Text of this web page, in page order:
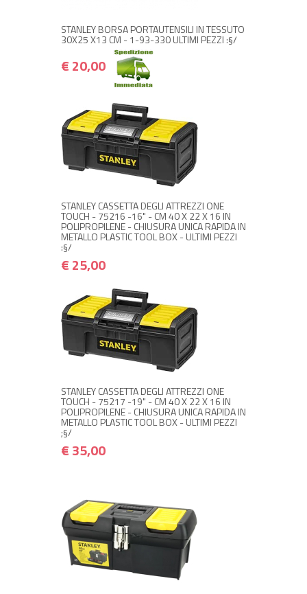
STANLEY BORSA PORTAUTENSILI IN TESSUTO
30X25 X13 CM - 1-93-330 ULTIMI PEZZI :§/
€ 20,00
STANLEY CASSETTA DEGLI ATTREZZI ONE
TOUCH - 75216 -16" - CM 40 X 22 X 16 IN
POLIPROPILENE - CHIUSURA UNICA RAPIDA IN
METALLO PLASTIC TOOL BOX - ULTIMI PEZZI
:§/
€ 25,00
+ ACQUISTA
STANLEY CASSETTA DEGLI ATTREZZI ONE
TOUCH - 75217 -19" - CM 40 X 22 X 16 IN
POLIPROPILENE - CHIUSURA UNICA RAPIDA IN
METALLO PLASTIC TOOL BOX - ULTIMI PEZZI
;§/
€ 35,00
+ ACQUISTA
NON DISPONIBILE A MAGAZZINO